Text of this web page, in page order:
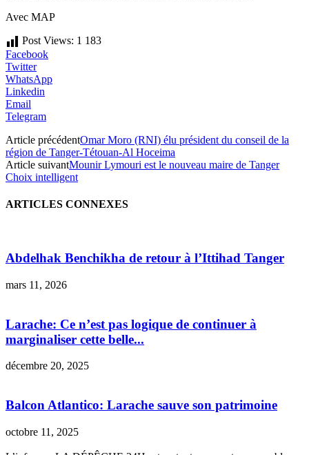
Avec MAP
Post Views: 1 183
Facebook
Twitter
WhatsApp
Linkedin
Email
Telegram
Article précédentOmar Moro (RNI) élu président du conseil de la
région de Tanger-Tétouan-Al Hoceima
Article suivantMounir Lymouri est le nouveau maire de Tanger
Choix intelligent
ARTICLES CONNEXES
Abdelhak Benchikha de retour à l’Ittihad Tanger
mars 11, 2026
Larache: Ce n’est pas logique de continuer à
marginaliser cette belle...
décembre 20, 2025
Balcon Atlantico: Larache sauve son patrimoine
octobre 11, 2025